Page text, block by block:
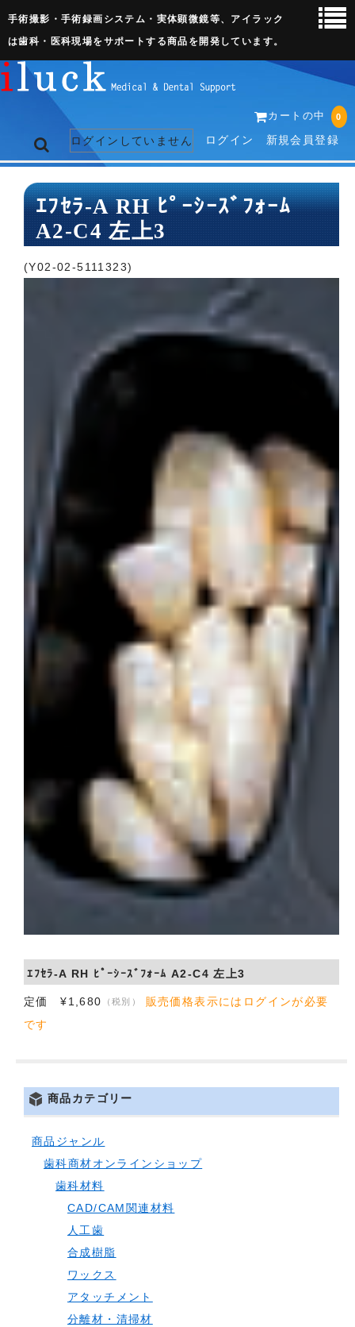
手術撮影・手術録画システム・実体顕微鏡等、アイラック
は歯科・医科現場をサポートする商品を開発しています。
カートの中 0
ログインしていません ログイン 新規会員登録
トップページ
ネット販売ページ
歯科関連機器
ｴﾌｾﾗ-A RH ﾋﾟｰｼｰｽﾞﾌｫｰﾑ
A2-C4 左上3
(Y02-02-5111323)
ｴﾌｾﾗ-A RH ﾋﾟｰｼｰｽﾞﾌｫｰﾑ A2-C4 左上3
定価 ¥1,680 （税別）
販売価格表示にはログインが必要
です
商品カテゴリー
商品ジャンル
歯科商材オンラインショップ
歯科材料
CAD/CAM関連材料
人工歯
合成樹脂
ワックス
アタッチメント
分離材・清掃材